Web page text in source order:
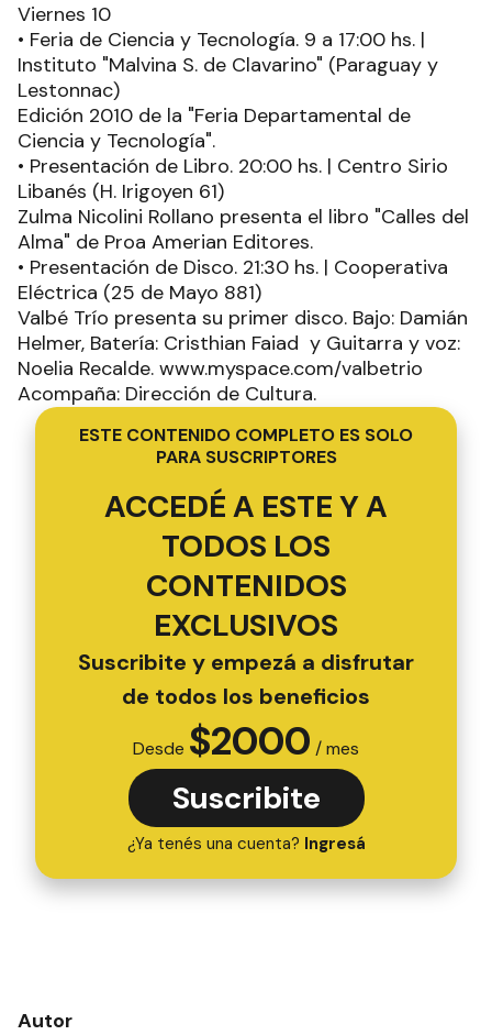
Viernes 10
• Feria de Ciencia y Tecnología. 9 a 17:00 hs. |
Instituto "Malvina S. de Clavarino" (Paraguay y
Lestonnac)
Edición 2010 de la "Feria Departamental de
Ciencia y Tecnología".
• Presentación de Libro. 20:00 hs. | Centro Sirio
Libanés (H. Irigoyen 61)
Zulma Nicolini Rollano presenta el libro "Calles del
Alma" de Proa Amerian Editores.
• Presentación de Disco. 21:30 hs. | Cooperativa
Eléctrica (25 de Mayo 881)
Valbé Trío presenta su primer disco. Bajo: Damián
Helmer, Batería: Cristhian Faiad y Guitarra y voz:
Noelia Recalde. www.myspace.com/valbetrio
Acompaña: Dirección de Cultura.
ESTE CONTENIDO COMPLETO ES SOLO
PARA SUSCRIPTORES
ACCEDÉ A ESTE Y A
TODOS LOS
CONTENIDOS
EXCLUSIVOS
Suscribite y empezá a disfrutar
de todos los beneficios
Desde $2000 / mes
Suscribite
¿Ya tenés una cuenta? Ingresá
Autor